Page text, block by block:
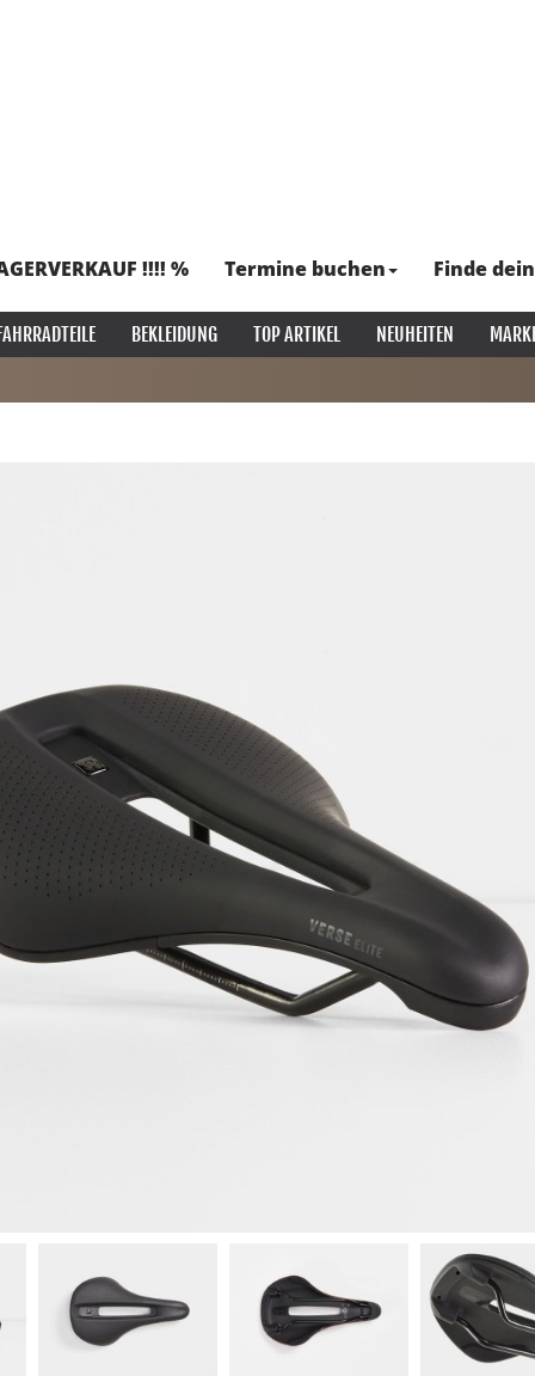
!!!! % Termine buchen Finde
FAHRRADTEILE BEKLEIDUNG TOP ARTIKEL NEUHEITEN